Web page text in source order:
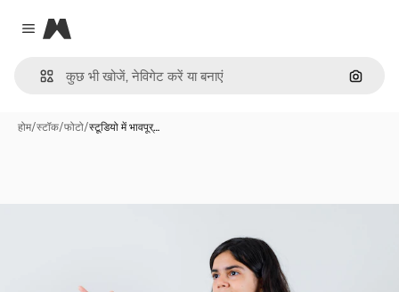
Close menu
Magnific
इमेज से
होम/स्टॉक/फोटो/स्टूडियो में भावपूर्…